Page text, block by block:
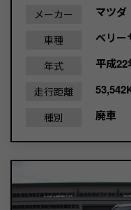
メーカー マツダ
車種 ベリー
年式 平成22
走行距離
種別 廃車